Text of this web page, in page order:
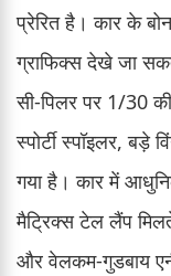
प्रेरित है। कार के
ग्राफिक्स देखे जा
सी-पिलर पर 1/30
स्पोर्टी स्पॉइलर, बड़े
गया है। कार में
मैट्रिक्स टेल लैंप
और वेलकम-गुडबाय